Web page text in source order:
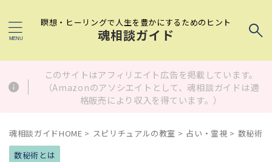
瞑想・ヒーリングで人生を豊かにするためのヒント
魂相談ガイド
このサイトはアフィリエイト広告を掲載しています。
（Amazonのアソシエイトとして、魂相談ガイドは適
格販売により収入を得ています。）
魂相談ガイドHOME > スピリチュアルの教室 > 占い・霊視 > 数秘術
数秘術とは